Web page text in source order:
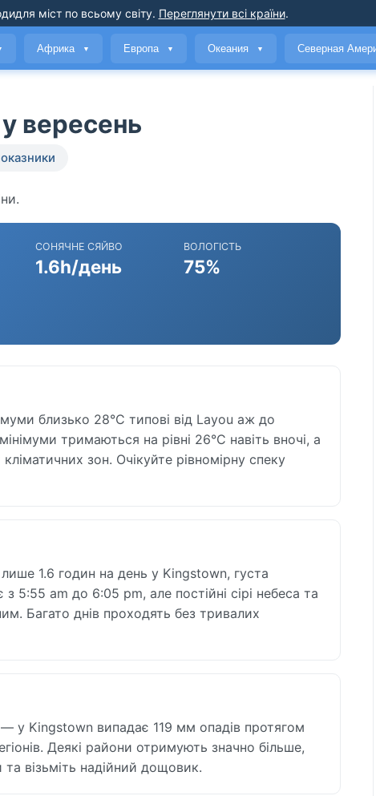
для міст по всьому світу. Переглянути всі країни.
Африка ▼ Европа ▼ Океания ▼ Северная
вересень
СОНЯЧНЕ СЯЙВО
1.6h/день
ВОЛОГІСТЬ
75%
близько 28°C типові від Layou аж до
тримаються на рівні 26°C навіть вночі, а
зон. Очікуйте рівномірну спеку
1.6 годин на день у Kingstown, густа
5:55 am до 6:05 pm, але постійні сірі небеса та
Багато днів проходять без тривалих
у Kingstown випадає 119 мм опадів протягом
Деякі райони отримують значно більше,
та візьміть надійний дощовик.